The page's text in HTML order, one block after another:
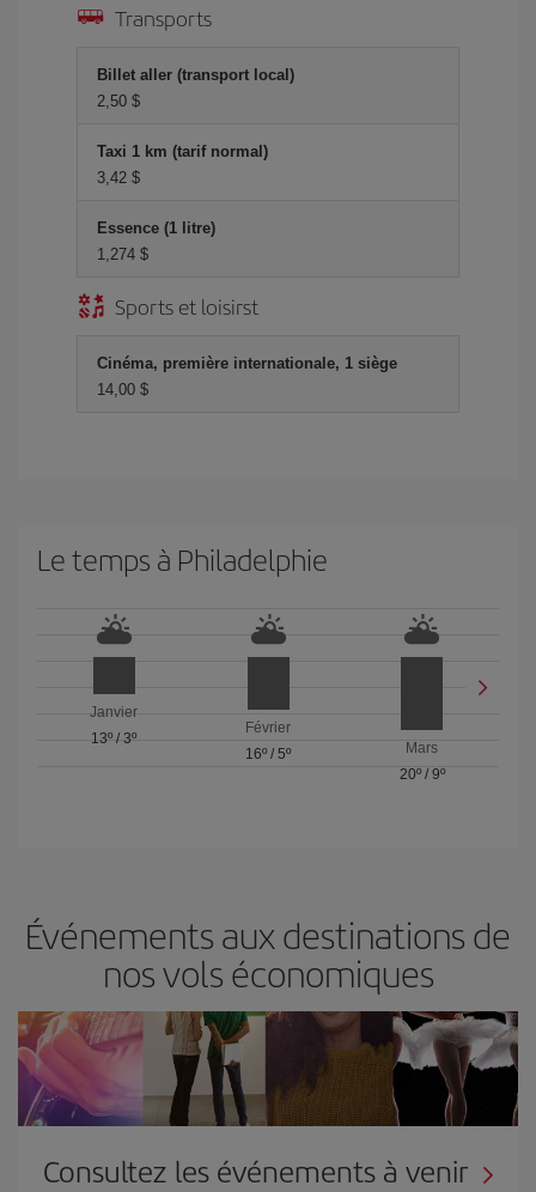
Transports
Billet aller (transport local)
2,50 $
Taxi 1 km (tarif normal)
3,42 $
Essence (1 litre)
1,274 $
Sports et loisirst
Cinéma, première internationale, 1 siège
14,00 $
Le temps à Philadelphie
Janvier
13º /3º
Février
16º / 5º
Mars
20º/ 9º
Événements aux destinations de
nos vols économiques
Consultez les événements à venir